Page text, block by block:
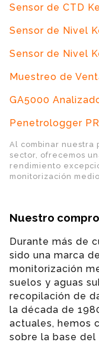
Sensor de CTD
Sensor de Nivel
Sensor de Nivel
Muestreo de
GA5000
Penetrologger
Al combinar nuestra
sector, ofrecemos
rendimiento
monitorización
Nuestro
Durante más de
sido una marca
monitorización
suelos y aguas
recopilación de
la década de
actuales, hemos
sobre la base